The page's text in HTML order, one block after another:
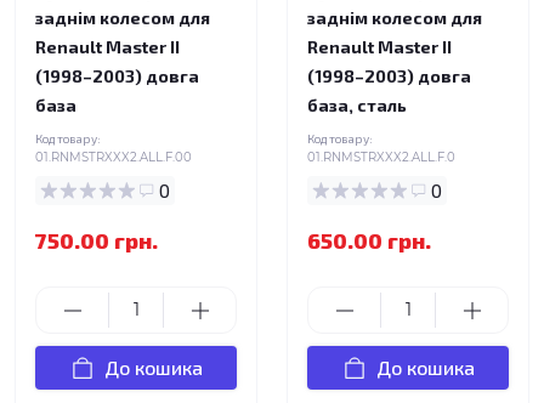
заднім колесом для
Renault Master II
(1998–2003) довга
база
Код товару:
01.RNMSTRXXX2.ALL.F.00
0
750.00 грн.
До кошика
заднім колесом для
Renault Master II
(1998–2003) довга
база, сталь
Код товару:
01.RNMSTRXXX2.ALL.F.0
0
650.00 грн.
До кошика